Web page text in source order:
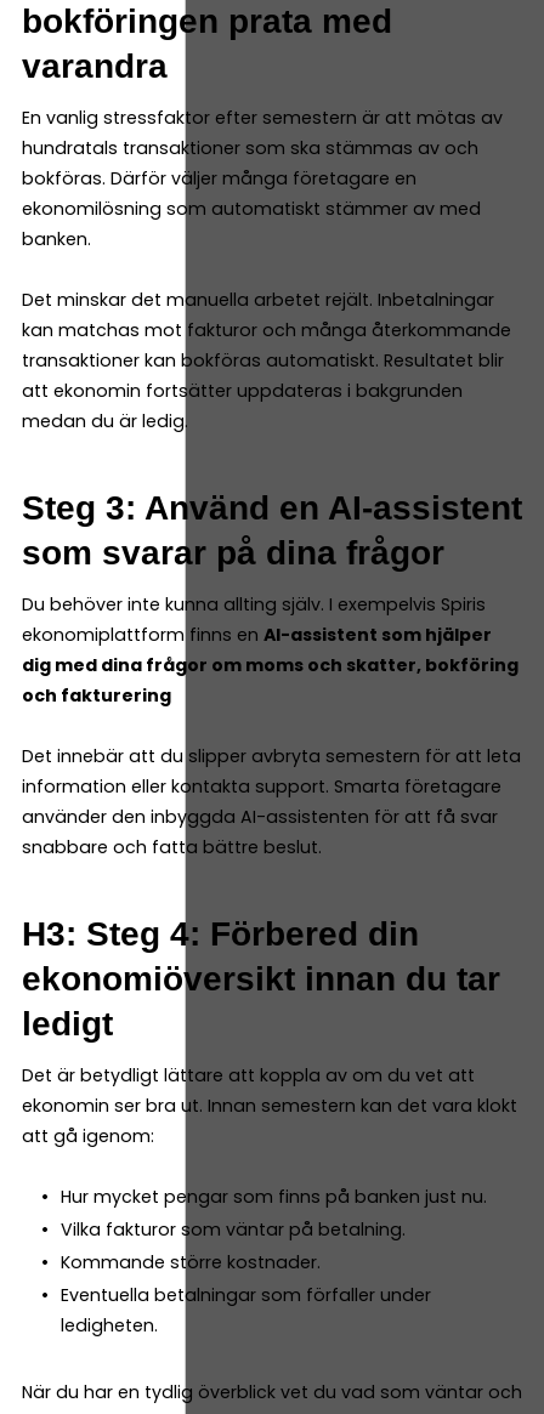
bokföringen prata med
varandra
En vanlig stressfaktor efter semestern är att mötas av
hundratals transaktioner som ska stämmas av och
bokföras. Därför väljer många företagare en
ekonomilösning som automatiskt stämmer av med
banken.
Det minskar det manuella arbetet rejält. Inbetalningar
kan matchas mot fakturor och många återkommande
transaktioner kan bokföras automatiskt. Resultatet blir
att ekonomin fortsätter uppdateras i bakgrunden
medan du är ledig.
Steg 3: Använd en AI-assistent
som svarar på dina frågor
Du behöver inte kunna allting själv. I exempelvis Spiris
ekonomiplattform finns en AI-assistent som hjälper
dig med dina frågor om moms och skatter, bokföring
och fakturering
Det innebär att du slipper avbryta semestern för att leta
information eller kontakta support. Smarta företagare
använder den inbyggda AI-assistenten för att få svar
snabbare och fatta bättre beslut.
H3: Steg 4: Förbered din
ekonomiöversikt innan du tar
ledigt
Det är betydligt lättare att koppla av om du vet att
ekonomin ser bra ut. Innan semestern kan det vara klokt
att gå igenom:
Hur mycket pengar som finns på banken just nu.
Vilka fakturor som väntar på betalning.
Kommande större kostnader.
Eventuella betalningar som förfaller under
ledigheten.
När du har en tydlig överblick vet du vad som väntar och